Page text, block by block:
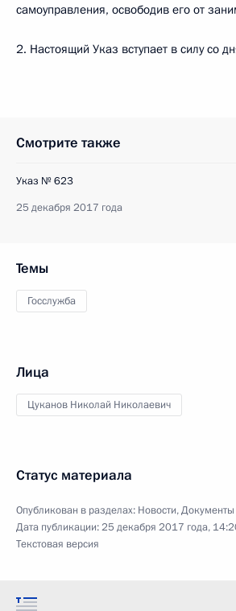
самоуправления, освободив его от
2. Настоящий Указ вступает в силу со
Смотрите также
Указ № 623
25 декабря 2017 года
Темы
Госслужба
Лица
Цуканов Николай Николаевич
Статус материала
Опубликован в разделах: Новости,Документы
Дата публикации:25 декабря 2017 года,
Текстовая версия